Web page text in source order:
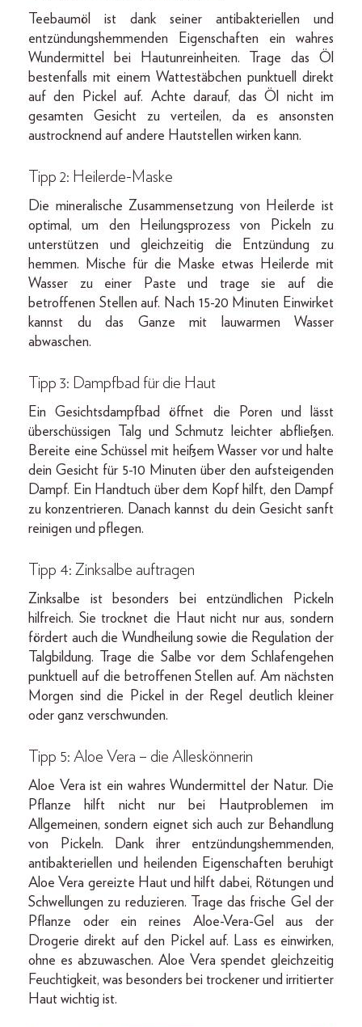
Teebaumöl ist dank seiner antibakteriellen und
entzündungshemmenden Eigenschaften ein wahres
Wundermittel bei Hautunreinheiten. Trage das Öl
bestenfalls mit einem Wattestäbchen punktuell direkt
auf den Pickel auf. Achte darauf, das Öl nicht im
gesamten Gesicht zu verteilen, da es ansonsten
austrocknend auf andere Hautstellen wirken kann.
Tipp 2: Heilerde-Maske
Die mineralische Zusammensetzung von Heilerde ist
optimal, um den Heilungsprozess von Pickeln zu
unterstützen und gleichzeitig die Entzündung zu
hemmen. Mische für die Maske etwas Heilerde mit
Wasser zu einer Paste und trage sie auf die
betroffenen Stellen auf. Nach 15-20 Minuten Einwirket
kannst du das Ganze mit lauwarmen Wasser
abwaschen.
Tipp 3: Dampfbad für die Haut
Ein Gesichtsdampfbad öffnet die Poren und lässt
überschüssigen Talg und Schmutz leichter abfließen.
Bereite eine Schüssel mit heißem Wasser vor und halte
dein Gesicht für 5-10 Minuten über den aufsteigenden
Dampf. Ein Handtuch über dem Kopf hilft, den Dampf
zu konzentrieren. Danach kannst du dein Gesicht sanft
reinigen und pflegen.
Tipp 4: Zinksalbe auftragen
Zinksalbe ist besonders bei entzündlichen Pickeln
hilfreich. Sie trocknet die Haut nicht nur aus, sondern
fördert auch die Wundheilung sowie die Regulation der
Talgbildung. Trage die Salbe vor dem Schlafengehen
punktuell auf die betroffenen Stellen auf. Am nächsten
Morgen sind die Pickel in der Regel deutlich kleiner
oder ganz verschwunden.
Tipp 5: Aloe Vera – die Alleskönnerin
Aloe Vera ist ein wahres Wundermittel der Natur. Die
Pflanze hilft nicht nur bei Hautproblemen im
Allgemeinen, sondern eignet sich auch zur Behandlung
von Pickeln. Dank ihrer entzündungshemmenden,
antibakteriellen und heilenden Eigenschaften beruhigt
Aloe Vera gereizte Haut und hilft dabei, Rötungen und
Schwellungen zu reduzieren. Trage das frische Gel der
Pflanze oder ein reines Aloe-Vera-Gel aus der
Drogerie direkt auf den Pickel auf. Lass es einwirken,
ohne es abzuwaschen. Aloe Vera spendet gleichzeitig
Feuchtigkeit, was besonders bei trockener und irritierter
Haut wichtig ist.